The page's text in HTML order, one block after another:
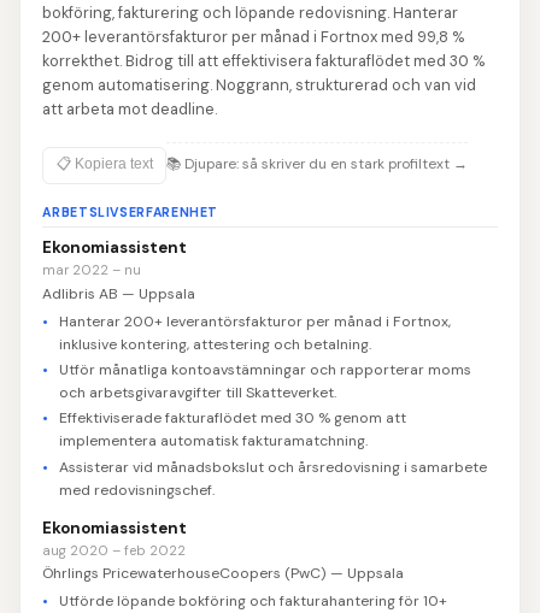
bokföring, fakturering och löpande redovisning. Hanterar
200+ leverantörsfakturor per månad i Fortnox med 99,8 %
korrekthet. Bidrog till att effektivisera fakturaflödet med 30 %
genom automatisering. Noggrann, strukturerad och van vid
att arbeta mot deadline.
📋 Kopiera text 📚 Djupare: så skriver du en stark profiltext →
ARBETSLIVSERFARENHET
Ekonomiassistent
mar 2022 – nu
Adlibris AB — Uppsala
Hanterar 200+ leverantörsfakturor per månad i Fortnox,
inklusive kontering, attestering och betalning.
Utför månatliga kontoavstämningar och rapporterar moms
och arbetsgivaravgifter till Skatteverket.
Effektiviserade fakturaflödet med 30 % genom att
implementera automatisk fakturamatchning.
Assisterar vid månadsbokslut och årsredovisning i samarbete
med redovisningschef.
Ekonomiassistent
aug 2020 – feb 2022
Öhrlings PricewaterhouseCoopers (PwC) — Uppsala
Utförde löpande bokföring och fakturahantering för 10+